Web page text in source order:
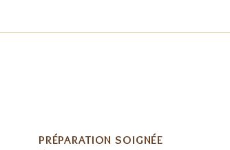
PRÉPARATION SOIGNÉE​